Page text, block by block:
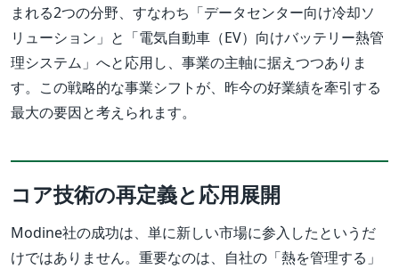
まれる2つの分野、すなわち「データセンター向け冷却ソ
リューション」と「電気自動車（EV）向けバッテリー熱管
理システム」へと応用し、事業の主軸に据えつつありま
す。この戦略的な事業シフトが、昨今の好業績を牽引する
最大の要因と考えられます。
コア技術の再定義と応用展開
Modine社の成功は、単に新しい市場に参入したというだ
けではありません。重要なのは、自社の「熱を管理する」